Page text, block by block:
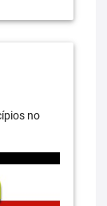
no